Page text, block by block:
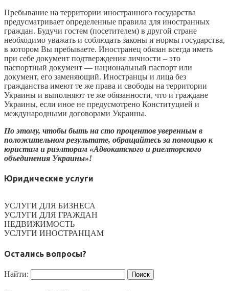
Пребывание на территории иностранного государства
предусматривает определенные правила для иностранных
граждан. Будучи гостем (посетителем) в другой стране
необходимо уважать и соблюдать законы и нормы государства,
в котором Вы пребываете. Иностранец обязан всегда иметь
при себе документ подтверждения личности – это
паспортный документ — национальный паспорт или
документ, его заменяющий. Иностранцы и лица без
гражданства имеют те же права и свободы на территории
Украины и выполняют те же обязанности, что и граждане
Украины, если иное не предусмотрено Конституцией и
международными договорами Украины.
По этому, чтобы быть на сто процентов уверенным в
положительном результате, обращайтесь за помощью к
юристам и риэлторам «Адвокатского и риелторского
объединения Украины»!
Юридические услуги
УСЛУГИ ДЛЯ БИЗНЕСА
УСЛУГИ ДЛЯ ГРАЖДАН
НЕДВИЖИМОСТЬ
УСЛУГИ ИНОСТРАНЦАМ
Остались вопросы?
Найти: